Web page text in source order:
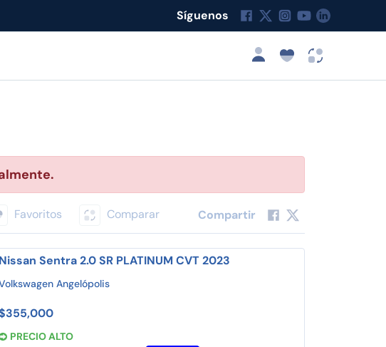
Síguenos
Favoritos Comparar Compartir
Nissan Sentra 2.0 SR PLATINUM CVT 2023
Angelópolis
PRECIO ALTO